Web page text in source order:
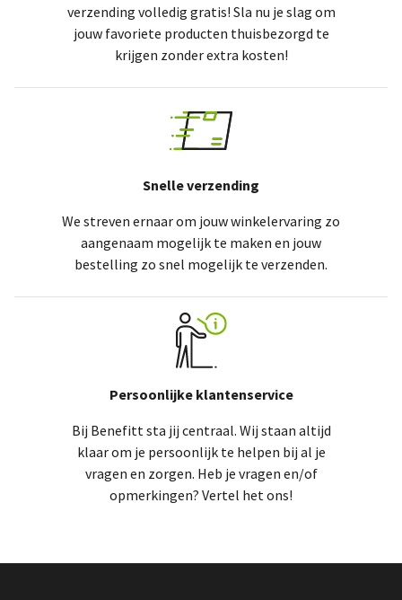
verzending volledig gratis! Sla nu je slag om
jouw favoriete producten thuisbezorgd te
krijgen zonder extra kosten!
Snelle verzending
We streven ernaar om jouw winkelervaring zo
aangenaam mogelijk te maken en jouw
bestelling zo snel mogelijk te verzenden.
Persoonlijke klantenservice
Bij Benefitt sta jij centraal. Wij staan altijd
klaar om je persoonlijk te helpen bij al je
vragen en zorgen. Heb je vragen en/of
opmerkingen? Vertel het ons!